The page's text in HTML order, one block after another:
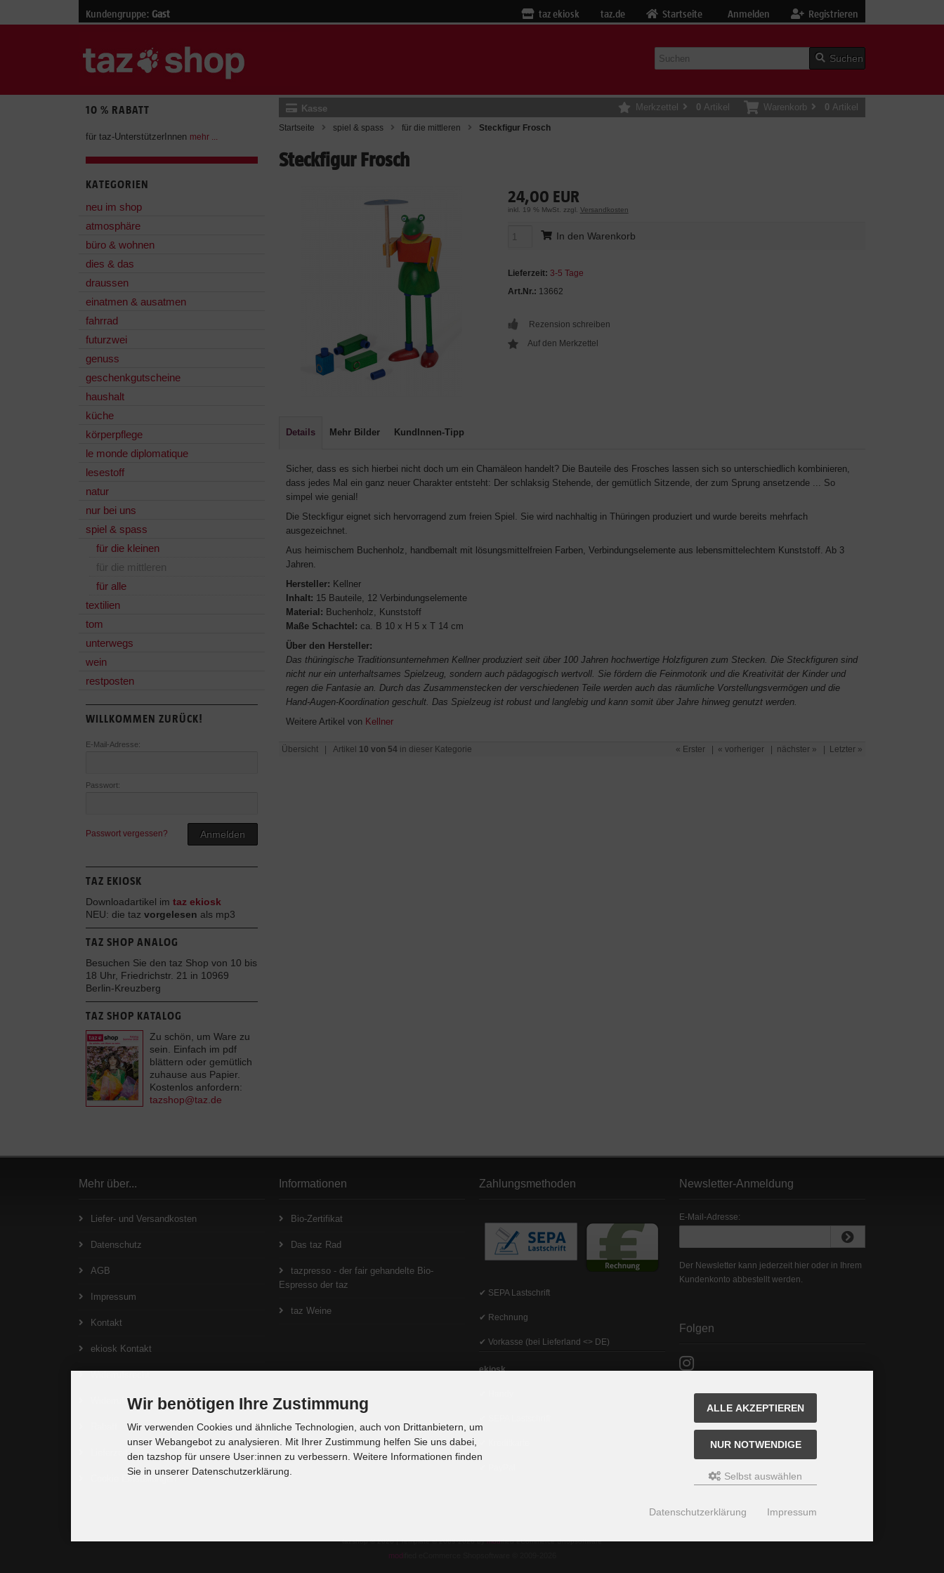
Kundengruppe: Gast Registrieren
Anmelden
Startseite
taz.de
taz ekiosk
Suchen
Kasse Warenkorb 0 Artikel
Merkzettel 0 Artikel
Startseite spiel & spass für die mittleren Steckfigur Frosch
Steckfigur Frosch
24,00 EUR
inkl. 19 % MwSt. zzgl. Versandkosten
In den Warenkorb
Lieferzeit: 3-5 Tage
Art.Nr.: 13662
Rezension schreiben
Details Mehr Bilder KundInnen-Tipp
Sicher, dass es sich hierbei nicht doch um ein Chamäleon handelt? Die Bauteile des Frosches lassen sich so unterschiedlich kombinieren,
dass jedes Mal ein ganz neuer Charakter entsteht: Der schlaksig Stehende, der gemütlich Sitzende, der zum Sprung ansetzende ... So
simpel wie genial!
Die Steckfigur eignet sich hervorragend zum freien Spiel. Sie wird nachhaltig in Thüringen produziert und wurde bereits mehrfach
ausgezeichnet.
Aus heimischem Buchenholz, handbemalt mit lösungsmittelfreien Farben, Verbindungselemente aus lebensmittelechtem Kunststoff. Ab 3
Jahren.
Hersteller: Kellner
Inhalt: 15 Bauteile, 12 Verbindungselemente
Material: Buchenholz, Kunststoff
Maße Schachtel: ca. B 10 x H 5 x T 14 cm
Über den Hersteller:
Das thüringische Traditionsunternehmen Kellner produziert seit über 100 Jahren hochwertige Holzfiguren zum Stecken. Die Steckfiguren sind
nicht nur ein unterhaltsames Spielzeug, sondern auch pädagogisch wertvoll. Sie fördern die Feinmotorik und die Kreativität der Kinder und
regen die Fantasie an. Durch das Zusammenstecken der verschiedenen Teile werden auch das räumliche Vorstellungsvermögen und die
Hand-Augen-Koordination geschult. Das Spielzeug ist robust und langlebig und kann somit über Jahre hinweg genutzt werden.
Weitere Artikel von Kellner
Übersicht | Artikel 10 von 54 in dieser Kategorie « Erster « vorheriger nächster » Letzter »
10 % RABATT
für taz-UnterstützerInnen mehr ...
KATEGORIEN
neu im shop
atmosphäre
büro & wohnen
dies & das
draussen
einatmen & ausatmen
fahrrad
futurzwei
genuss
geschenkgutscheine
haushalt
küche
körperpflege
le monde diplomatique
lesestoff
natur
nur bei uns
spiel & spass
für die kleinen
für die mittleren
für alle
textilien
tom
unterwegs
wein
restposten
WILLKOMMEN ZURÜCK!
E-Mail-Adresse:
Passwort:
Passwort vergessen? Anmelden
TAZ EKIOSK
Downloadartikel im taz ekiosk
NEU: die taz vorgelesen als mp3
TAZ SHOP ANALOG
Besuchen Sie den taz Shop von 10 bis
18 Uhr, Friedrichstr. 21 in 10969
Berlin-Kreuzberg
TAZ SHOP KATALOG
Zu schön, um Ware zu
sein. Einfach im pdf
blättern oder gemütlich
zuhause aus Papier.
Kostenlos anfordern:
tazshop@taz.de
Mehr über...
Liefer- und Versandkosten
Datenschutz
AGB
Impressum
Kontakt
ekiosk Kontakt
Widerrufsrecht
Widerrufsformular
Cookie Einstellungen
Informationen
Bio-Zertifikat
Das taz Rad
tazpresso - der fair gehandelte Bio-
Espresso der taz
taz Weine
Zahlungsmethoden
✔ SEPA Lastschrift
✔ Rechnung
✔ Vorkasse (bei Lieferland <> DE)
ekiosk
Newsletter-Anmeldung
E-Mail-Adresse:
Der Newsletter kann jederzeit hier oder in Ihrem
Kundenkonto abbestellt werden.
Folgen
tazshop © 2026 | Template © 2009-2026 bymodified eCommerce Shopsoftware
mod
Wir benötigen Ihre Zustimmung
Wir verwenden Cookies und ähnliche Technologien, auch von Drittanbietern, um
unser Webangebot zu analysieren. Mit Ihrer Zustimmung helfen Sie uns dabei,
den tazshop für unsere User:innen zu verbessern. Weitere Informationen finden
Sie in unserer Datenschutzerklärung.
ALLE AKZEPTIEREN
NUR NOTWENDIGE
Selbst auswählen
Datenschutzerklärung Impressum